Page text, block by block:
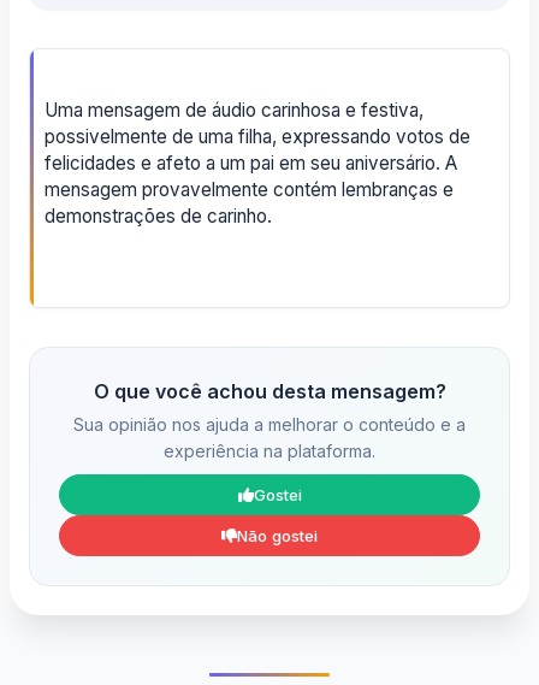
Uma mensagem de áudio carinhosa e festiva,
possivelmente de uma filha, expressando votos de
felicidades e afeto a um pai em seu aniversário. A
mensagem provavelmente contém lembranças e
demonstrações de carinho.
O que você achou desta mensagem?
Sua opinião nos ajuda a melhorar o conteúdo e a
experiência na plataforma.
Gostei
Não gostei